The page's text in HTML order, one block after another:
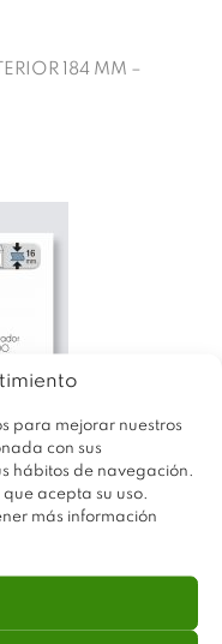
para mejorar nuestros
con sus
hábitos de navegación.
acepta su uso.
más información
184 MM –